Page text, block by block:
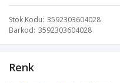
Stok Kodu 3592303604028
Barkod 3592303604028
Renk